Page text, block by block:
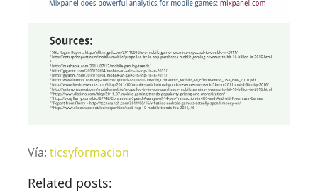
Vía: ticsyformacion
Related posts: